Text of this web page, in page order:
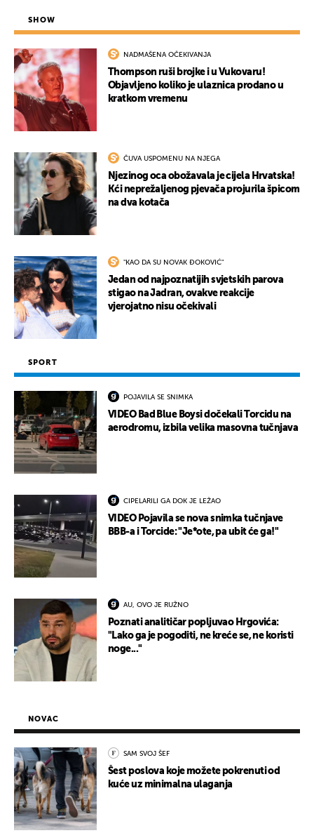
SHOW
NADMAŠENA OČEKIVANJA
Thompson ruši brojke i u Vukovaru!
Objavljeno koliko je ulaznica prodano u
kratkom vremenu
ČUVA USPOMENU NA NJEGA
Njezinog oca obožavala je cijela Hrvatska!
Kći neprežaljenog pjevača projurila špicom
na dva kotača
"KAO DA SU NOVAK ĐOKOVIĆ"
Jedan od najpoznatijih svjetskih parova
stigao na Jadran, ovakve reakcije
vjerojatno nisu očekivali
SPORT
POJAVILA SE SNIMKA
VIDEO Bad Blue Boysi dočekali Torcidu na
aerodromu, izbila velika masovna tučnjava
CIPELARILI GA DOK JE LEŽAO
VIDEO Pojavila se nova snimka tučnjave
BBB-a i Torcide: "Je*ote, pa ubit će ga!"
AU, OVO JE RUŽNO
Poznati analitičar popljuvao Hrgovića:
"Lako ga je pogoditi, ne kreće se, ne koristi
noge..."
NOVAC
SAM SVOJ ŠEF
Šest poslova koje možete pokrenuti od
kuće uz minimalna ulaganja